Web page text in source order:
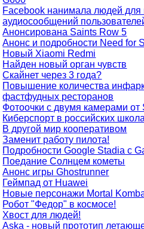
Facebook нанимала людей
аудиосообщений
Анонсирована Saints Row 5
Анонс и подробности Need for
Новый Xiaomi Redmi
Найден новый орган чувств
Скайнет через 3 года?
Повышение количества
фастфудных ресторанов
Фотоочки с двумя камерами от
Киберспорт в российских
В другой мир кооперативом
Заменит работу пилота!
Подробности Google Stadia c
Поедание Солнцем кометы
Анонс игры Ghostrunner
Геймпад от Huawei
Новые персонажи Mortal
Робот "Федор" в космосе!
Хвост для людей!
Aska - новый прототип